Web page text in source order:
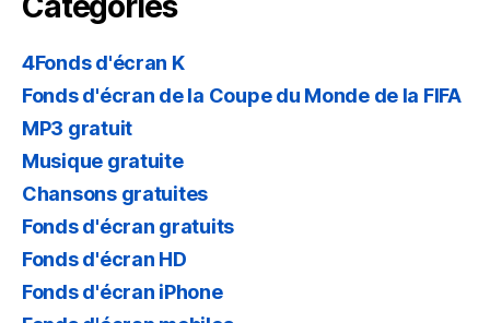
4Fonds d'écran K
Fonds d'écran de la Coupe du Monde de la FIFA
MP3 gratuit
Musique gratuite
Chansons gratuites
Fonds d'écran gratuits
Fonds d'écran HD
Fonds d'écran iPhone